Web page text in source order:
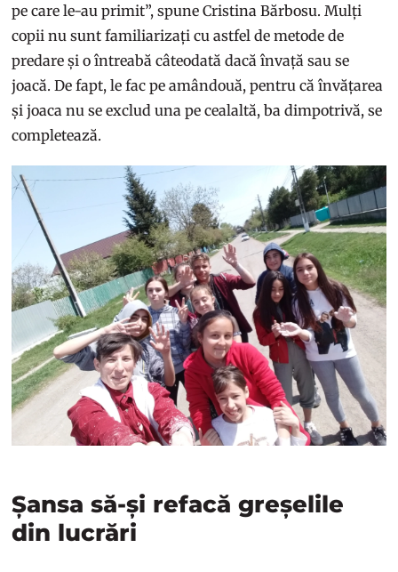
pe care le-au primit”, spune Cristina Bărbosu. Mulți
copii nu sunt familiarizați cu astfel de metode de
predare și o întreabă câteodată dacă învață sau se
joacă. De fapt, le fac pe amândouă, pentru că învățarea
și joaca nu se exclud una pe cealaltă, ba dimpotrivă, se
completează.
Șansa să-și refacă greșelile
din lucrări